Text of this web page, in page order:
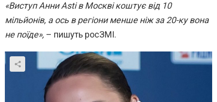
«Виступ Анни Asti в Москві коштує від 10
мільйонів, а ось в регіони менше ніж за 20-ку вона
не поїде», – пишуть росЗМІ.